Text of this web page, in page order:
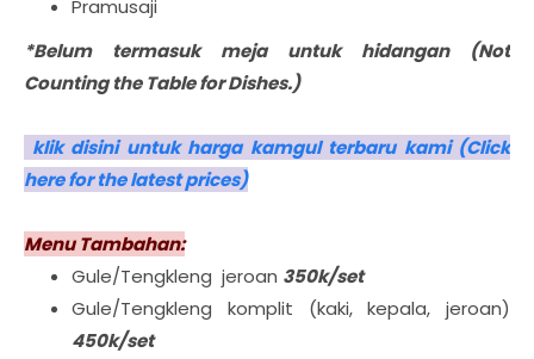
Pramusaji
*Belum termasuk meja untuk hidangan (Not
Counting the Table for Dishes.)
klik disini untuk harga kamgul terbaru kami (Click
here for the latest prices)
Menu Tambahan:
Gule/Tengkleng jeroan 350k/set
Gule/Tengkleng komplit (kaki, kepala, jeroan)
450k/set